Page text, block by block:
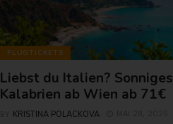
FLUGTICKETS
Liebst du Italien? Sonniges
Kalabrien ab Wien ab 71€
KRISTINA POLACKOVA